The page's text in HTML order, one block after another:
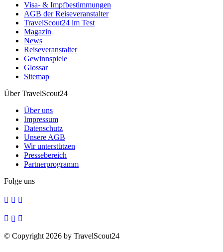
Visa- & Impfbestimmungen
AGB der Reiseveranstalter
TravelScout24 im Test
Magazin
News
Reiseveranstalter
Gewinnspiele
Glossar
Sitemap
Über TravelScout24
Über uns
Impressum
Datenschutz
Unsere AGB
Wir unterstützen
Pressebereich
Partnerprogramm
Folge uns
© Copyright 2026 by TravelScout24